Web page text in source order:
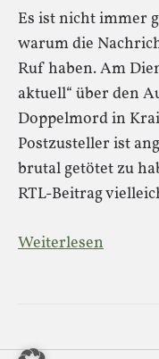
Es ist nicht immer
warum die
Ruf haben. Am
aktuell“ über den
Doppelmord in
Postzusteller ist
brutal getötet zu
RTL-Beitrag
Weiterlesen